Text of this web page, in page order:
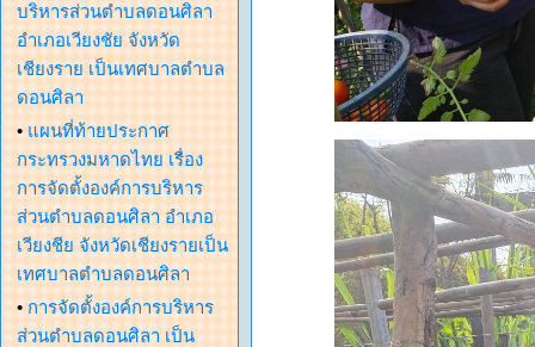
บริหารส่วนตำบลดอนศิลา
อำเภอเวียงชัย จังหวัด
เชียงราย เป็นเทศบาลตำบล
ดอนศิลา
• แผนที่ท้ายประกาศ
กระทรวงมหาดไทย เรื่อง
การจัดตั้งองค์การบริหาร
ส่วนตำบลดอนศิลา อำเภอ
เวียงชีย จังหวัดเชียงรายเป็น
เทศบาลตำบลดอนศิลา
• การจัดตั้งองค์การบริหาร
ส่วนตำบลดอนศิลา เป็น